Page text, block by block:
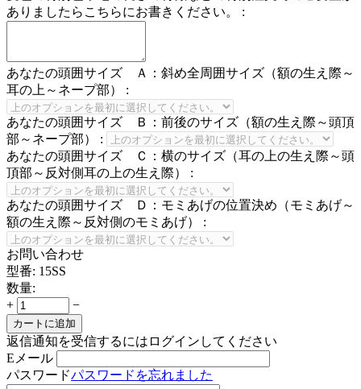
ありましたらこちらにお書きください。 :
あなたの頭囲サイズ Ａ：斜め全周囲サイズ（額の生え際～
耳の上～ネープ部） :
あなたの頭囲サイズ Ｂ：前後のサイズ（額の生え際～頭頂
部～ネープ部） :
あなたの頭囲サイズ Ｃ：横のサイズ（耳の上の生え際～頭
頂部～反対側耳の上の生え際） :
あなたの頭囲サイズ Ｄ：モミあげの位置決め（モミあげ～
額の生え際～反対側のモミあげ） :
お問い合わせ
型番: 15SS
数量:
+
−
カートに追加
返信通知を受信するにはログインしてください
Eメール
パスワードパスワードを忘れました